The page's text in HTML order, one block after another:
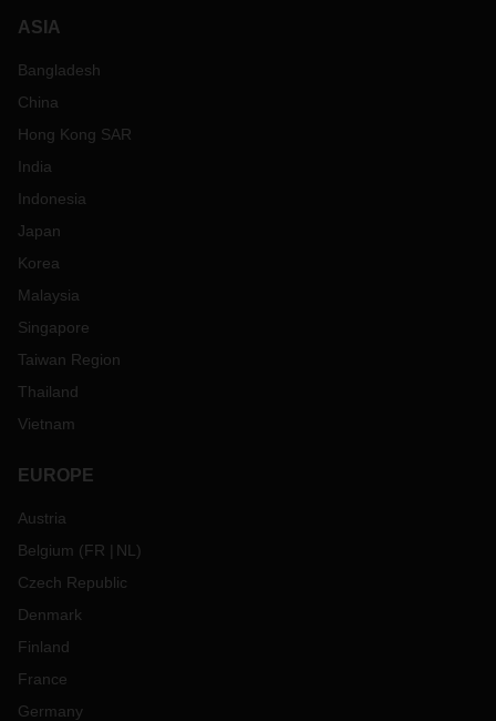
ASIA
Bangladesh
China
Hong Kong SAR
India
Indonesia
Japan
Korea
Malaysia
Singapore
Taiwan Region
Thailand
Vietnam
EUROPE
Austria
Belgium (FR NL )
Czech Republic
Denmark
Finland
France
Germany